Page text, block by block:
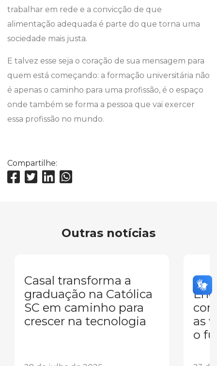
trabalhar em rede e a convicção de que
alimentação adequada é parte do que torna uma
sociedade mais justa.
E talvez esse seja o coração de sua mensagem para
quem está começando: a formação universitária não
é apenas o caminho para uma profissão, é o espaço
onde também se forma a pessoa que vai exercer
essa profissão no mundo.
Compartilhe:
Outras notícias
Casal transforma a
graduação na Católica
SC em caminho para
crescer na tecnologia
as
o